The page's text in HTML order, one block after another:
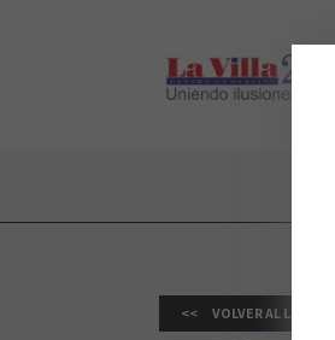
VOLVER AL LISTADO